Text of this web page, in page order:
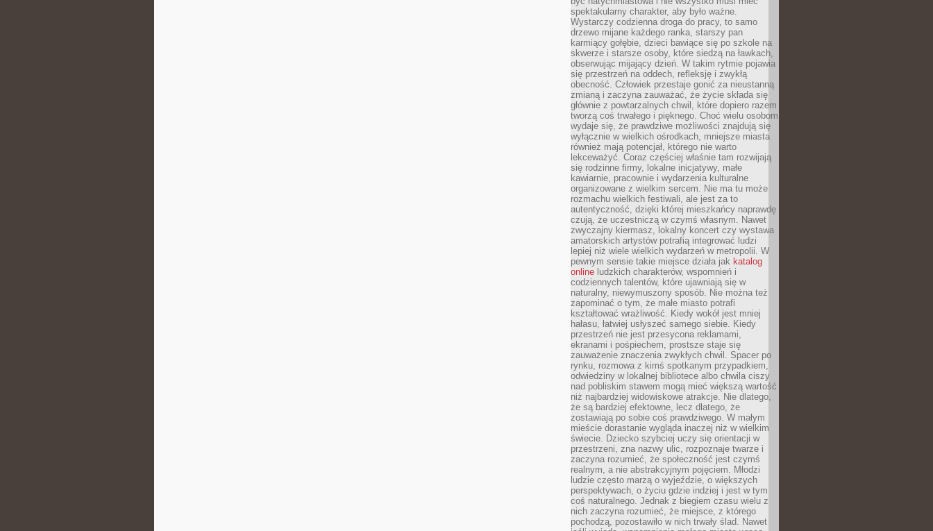
spektakularny charakter, aby było ważne.
Wystarczy codzienna droga do pracy, to samo
drzewo mijane każdego ranka, starszy pan
karmiący gołębie, dzieci bawiące się po szkole na
skwerze i starsze osoby, które siedzą na ławkach,
obserwując mijający dzień. W takim rytmie pojawia
się przestrzeń na oddech, refleksję i zwykłą
obecność. Człowiek przestaje gonić za nieustanną
zmianą i zaczyna zauważać, że życie składa się
głównie z powtarzalnych chwil, które dopiero razem
tworzą coś trwałego i pięknego. Choć wielu osobom
wydaje się, że prawdziwe możliwości znajdują się
wyłącznie w wielkich ośrodkach, mniejsze miasta
również mają potencjał, którego nie warto
lekceważyć. Coraz częściej właśnie tam rozwijają
się rodzinne firmy, lokalne inicjatywy, małe
kawiarnie, pracownie i wydarzenia kulturalne
organizowane z wielkim sercem. Nie ma tu może
rozmachu wielkich festiwali, ale jest za to
autentyczność, dzięki której mieszkańcy naprawdę
czują, że uczestniczą w czymś własnym. Nawet
zwyczajny kiermasz, lokalny koncert czy wystawa
amatorskich artystów potrafią integrować ludzi
lepiej niż wiele wielkich wydarzeń w metropolii. W
pewnym sensie takie miejsce działa jak katalog
online ludzkich charakterów, wspomnień i
codziennych talentów, które ujawniają się w
naturalny, niewymuszony sposób. Nie można też
zapominać o tym, że małe miasto potrafi
kształtować wrażliwość. Kiedy wokół jest mniej
hałasu, łatwiej usłyszeć samego siebie. Kiedy
przestrzeń nie jest przesycona reklamami,
ekranami i pośpiechem, prostsze staje się
zauważenie znaczenia zwykłych chwil. Spacer po
rynku, rozmowa z kimś spotkanym przypadkiem,
odwiedziny w lokalnej bibliotece albo chwila ciszy
nad pobliskim stawem mogą mieć większą wartość
niż najbardziej widowiskowe atrakcje. Nie dlatego,
że są bardziej efektowne, lecz dlatego, że
zostawiają po sobie coś prawdziwego. W małym
mieście dorastanie wygląda inaczej niż w wielkim
świecie. Dziecko szybciej uczy się orientacji w
przestrzeni, zna nazwy ulic, rozpoznaje twarze i
zaczyna rozumieć, że społeczność jest czymś
realnym, a nie abstrakcyjnym pojęciem. Młodzi
ludzie często marzą o wyjeździe, o większych
perspektywach, o życiu gdzie indziej i jest w tym
coś naturalnego. Jednak z biegiem czasu wielu z
nich zaczyna rozumieć, że miejsce, z którego
pochodzą, pozostawiło w nich trwały ślad. Nawet